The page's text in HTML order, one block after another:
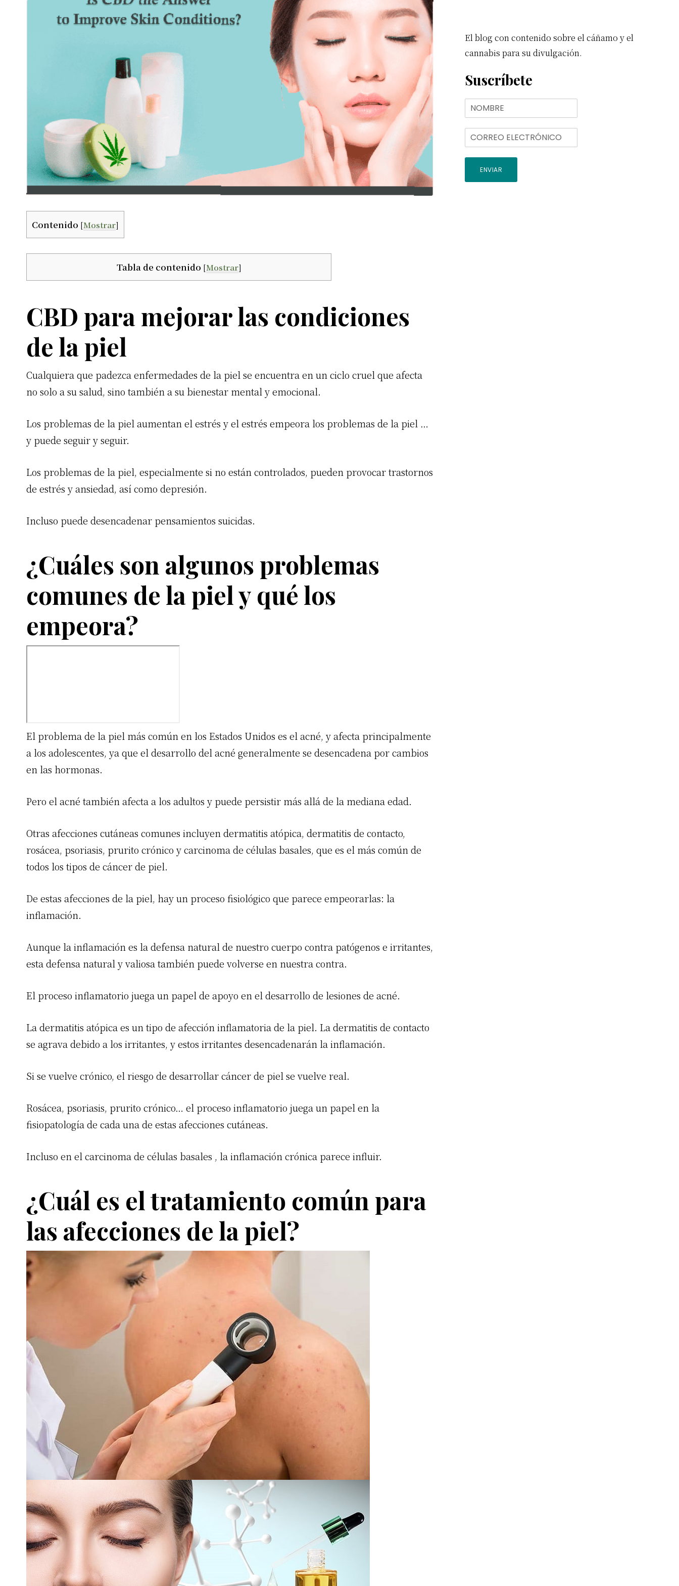
Contenido [Mostrar]
Tabla de contenido [Mostrar]
CBD para mejorar las condiciones
de la piel
Cualquiera que padezca enfermedades de la piel se encuentra en un ciclo cruel que afecta
no solo a su salud, sino también a su bienestar mental y emocional.
Los problemas de la piel aumentan el estrés y el estrés empeora los problemas de la piel …
y puede seguir y seguir.
Los problemas de la piel, especialmente si no están controlados, pueden provocar trastornos
de estrés y ansiedad, así como depresión.
Incluso puede desencadenar pensamientos suicidas.
¿Cuáles son algunos problemas
comunes de la piel y qué los
empeora?
El problema de la piel más común en los Estados Unidos es el acné, y afecta principalmente
a los adolescentes, ya que el desarrollo del acné generalmente se desencadena por cambios
en las hormonas.
Pero el acné también afecta a los adultos y puede persistir más allá de la mediana edad.
Otras afecciones cutáneas comunes incluyen dermatitis atópica, dermatitis de contacto,
rosácea, psoriasis, prurito crónico y carcinoma de células basales, que es el más común de
todos los tipos de cáncer de piel.
De estas afecciones de la piel, hay un proceso fisiológico que parece empeorarlas: la
inflamación.
Aunque la inflamación es la defensa natural de nuestro cuerpo contra patógenos e irritantes,
esta defensa natural y valiosa también puede volverse en nuestra contra.
El proceso inflamatorio juega un papel de apoyo en el desarrollo de lesiones de acné.
La dermatitis atópica es un tipo de afección inflamatoria de la piel. La dermatitis de contacto
se agrava debido a los irritantes, y estos irritantes desencadenarán la inflamación.
Si se vuelve crónico, el riesgo de desarrollar cáncer de piel se vuelve real.
Rosácea, psoriasis, prurito crónico… el proceso inflamatorio juega un papel en la
fisiopatología de cada una de estas afecciones cutáneas.
Incluso en el carcinoma de células basales , la inflamación crónica parece influir.
¿Cuál es el tratamiento común para
las afecciones de la piel?
El blog con contenido sobre el cáñamo y el
cannabis para su divulgación.
Suscríbete
ENVIAR